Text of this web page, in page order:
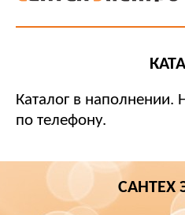
Каталог в наполнении.
по телефону.
САНТЕХ